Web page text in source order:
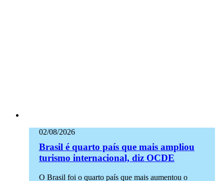
02/08/2026
Brasil é quarto país que mais ampliou
turismo internacional, diz OCDE
O Brasil foi o quarto país que mais aumentou o